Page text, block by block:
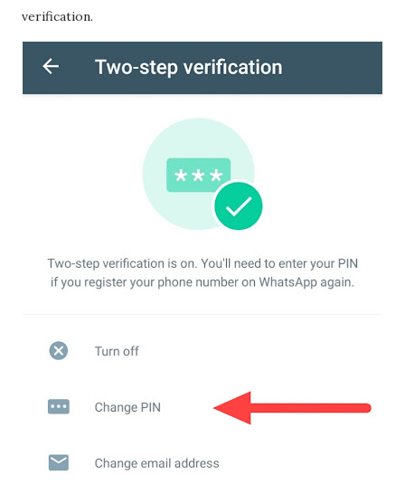
verification.